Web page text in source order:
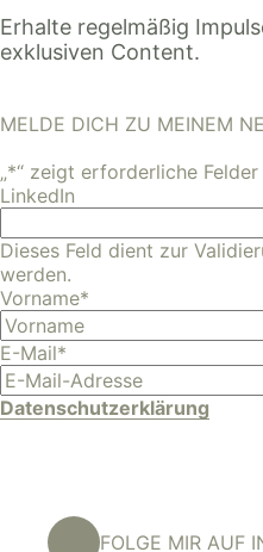
Erhalte regelmäßig
exklusiven Content.
FOLGE MIR AUF
MELDE DICH ZU MEINEM
„*“ zeigt erforderliche Felder
LinkedIn
Dieses Feld dient zur
werden.
Vorname*
E-Mail*
Datenschutzerklärung